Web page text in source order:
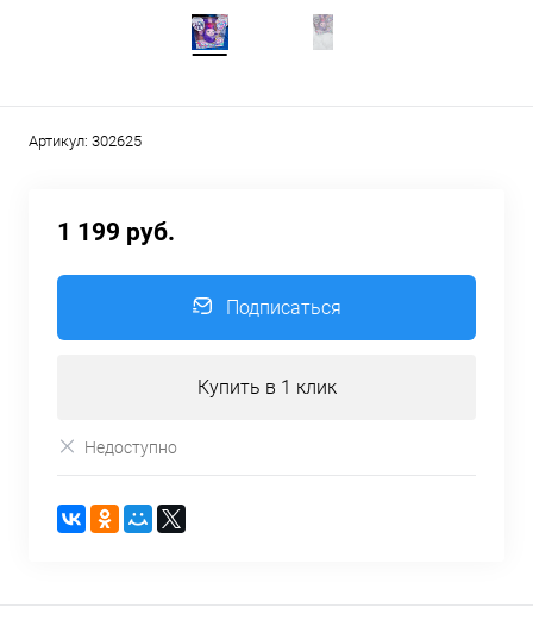
Артикул: 302625
1 199 руб.
Подписаться
Купить в 1 клик
Недоступно